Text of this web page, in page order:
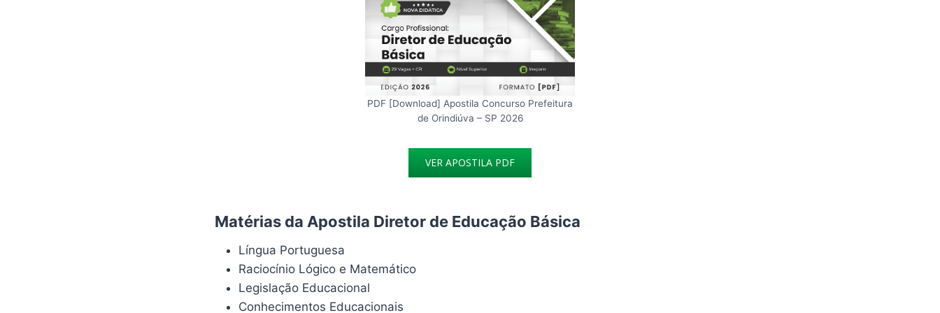
PDF [Download] Apostila Concurso Prefeitura
de Orindiúva – SP 2026
VER APOSTILA PDF
Matérias da Apostila Diretor de Educação Básica
Língua Portuguesa
Raciocínio Lógico e Matemático
Legislação Educacional
Conhecimentos Educacionais